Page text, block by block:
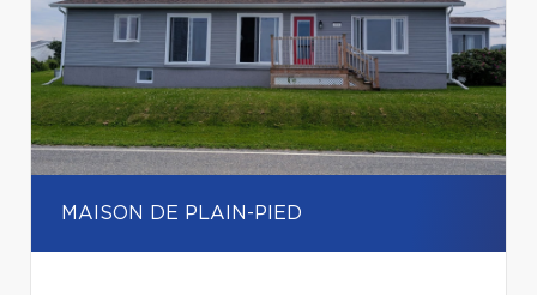
MAISON DE PLAIN-PIED